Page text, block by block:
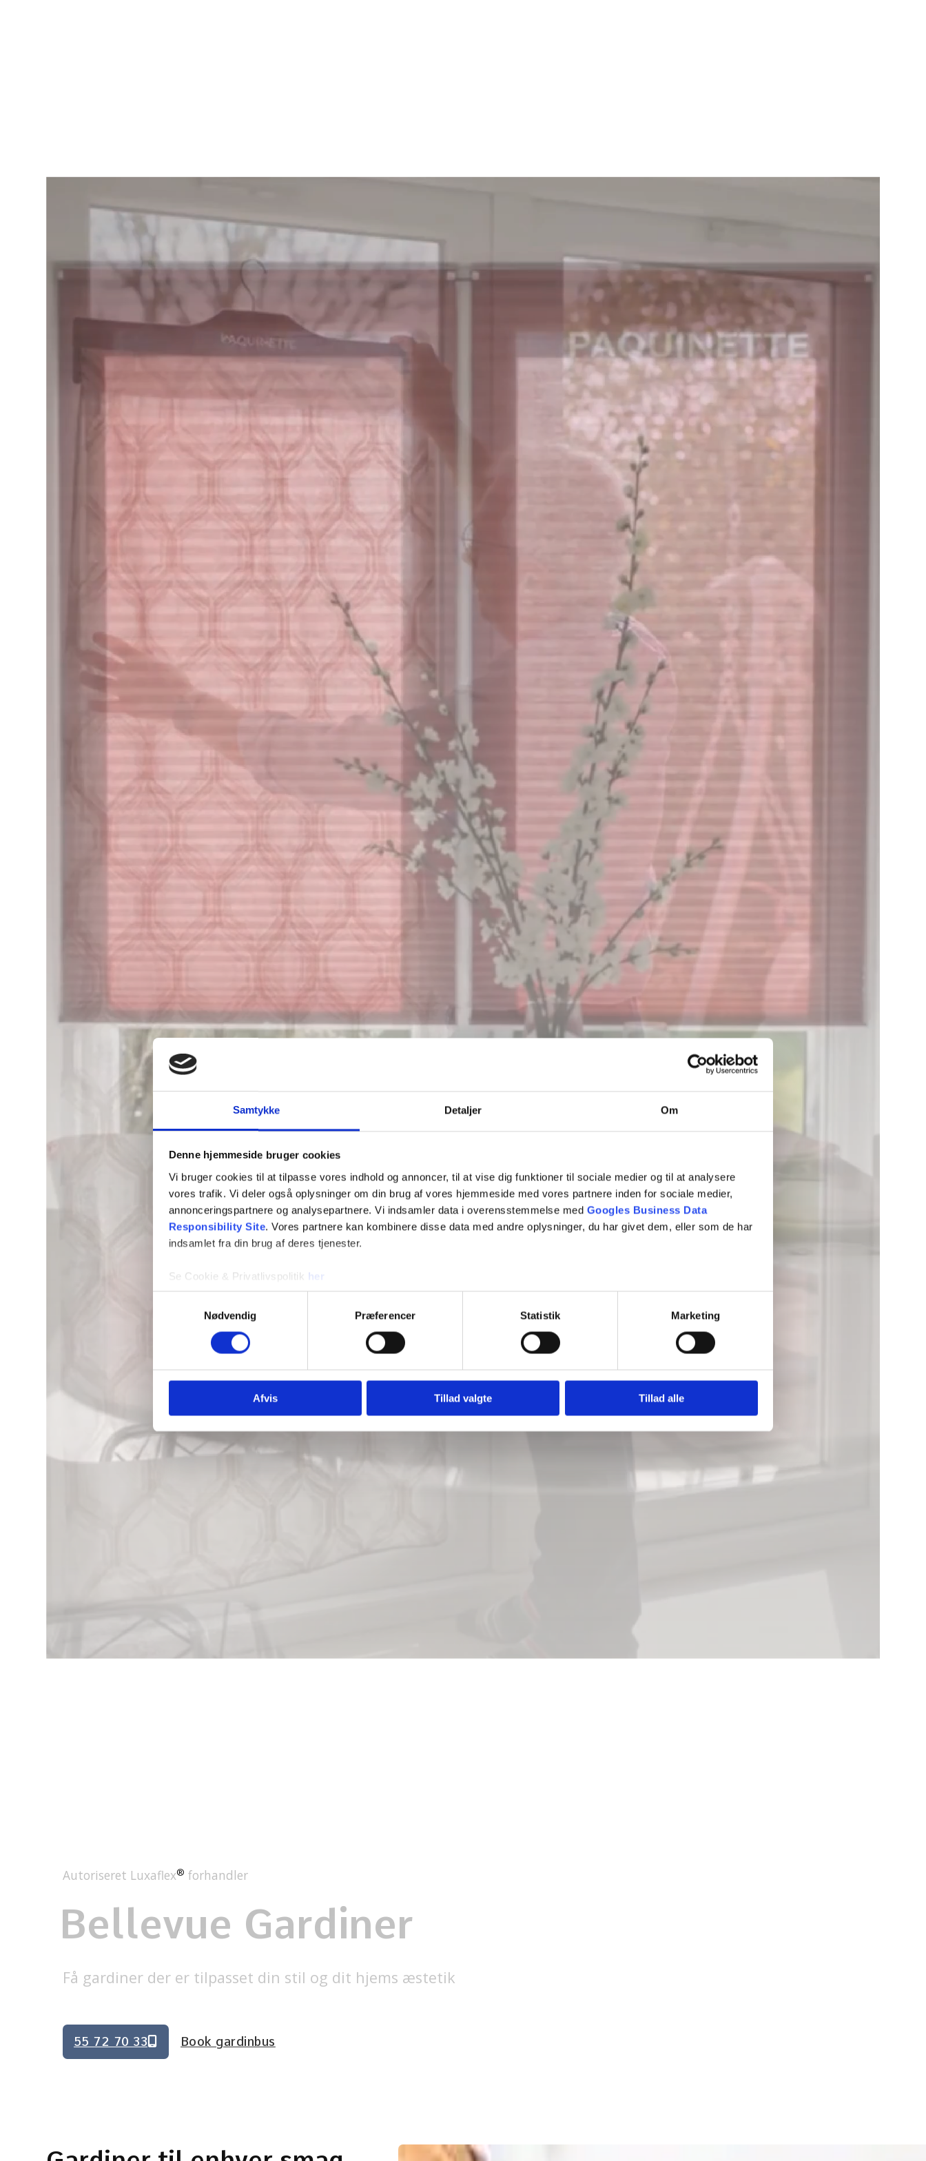
Samtykke Detaljer Om
Denne hjemmeside bruger cookies
Vi bruger cookies til at tilpasse vores indhold og annoncer, til at vise dig funktioner til sociale medier og til at analysere
vores trafik. Vi deler også oplysninger om din brug af vores hjemmeside med vores partnere inden for sociale medier,
annonceringspartnere og analysepartnere. Vi indsamler data i overensstemmelse med Googles Business Data
Responsibility Site. Vores partnere kan kombinere disse data med andre oplysninger, du har givet dem, eller som de har
indsamlet fra din brug af deres tjenester.
Se Cookie & Privatlivspolitik her
Nødvendig
Præferencer Statistik Marketing
Afvis Tillad valgte Tillad alle
Autoriseret Luxaflex® forhandler
Bellevue Gardiner
Få gardiner der er tilpasset din stil og dit hjems æstetik
55 72 70 33
Book gardinbus